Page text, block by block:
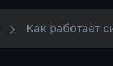
Как работает